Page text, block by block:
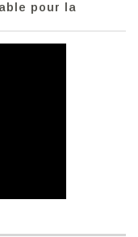
pour la